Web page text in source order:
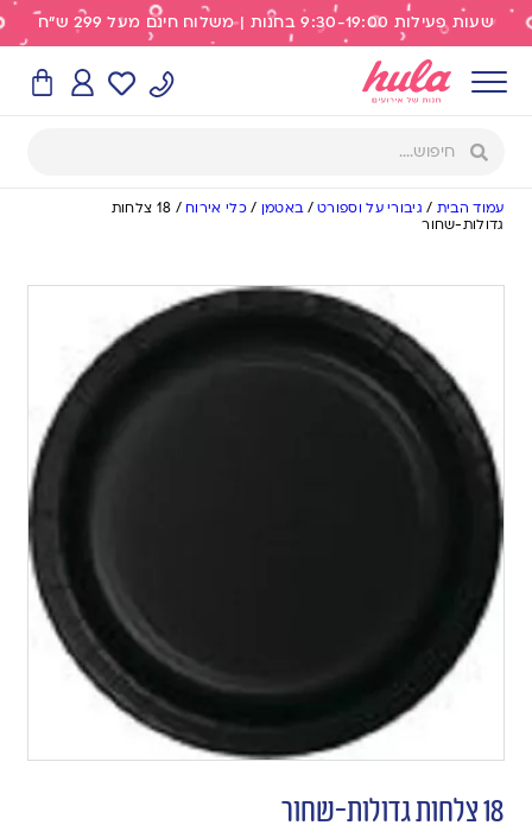
שעות פעילות 9:30-19:00 בחנות | משלוח חינם מעל 299 ש"ח
עמוד הבית / גיבורי על וספורט/באטמן /כלי אירוח /
18 צלחות
גדולות-שחור
18 צלחות גדולות-שחור